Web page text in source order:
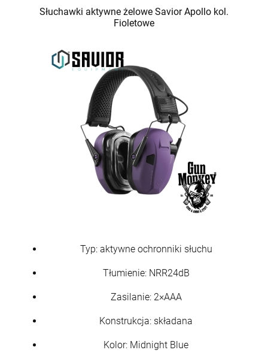
Słuchawki aktywne żelowe Savior Apollo kol.
Fioletowe
Typ: aktywne ochronniki słuchu
Tłumienie: NRR24dB
Zasilanie: 2×AAA
Konstrukcja: składana
Kolor: Midnight Blue